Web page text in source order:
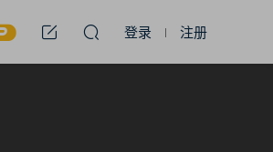
登录 注册